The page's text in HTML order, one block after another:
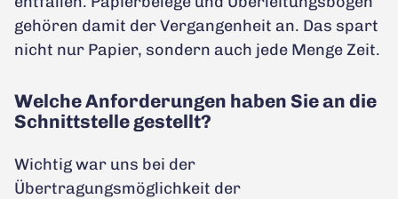
gehören damit der Vergangenheit an. Das spart
nicht nur Papier, sondern auch jede Menge Zeit.
Welche Anforderungen haben Sie an die
Schnittstelle gestellt?
Wichtig war uns bei der
Übertragungsmöglichkeit der